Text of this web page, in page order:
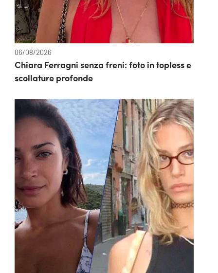
06/08/2026
Chiara Ferragni senza freni: foto in topless e
scollature profonde